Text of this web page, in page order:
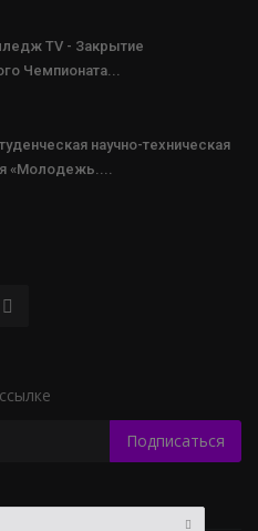
TV - Закрытие
Чемпионата...
научно-техническая
«Молодежь....
Подписаться